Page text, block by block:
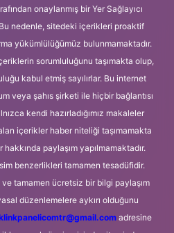
onaylanmış bir Yer Sağlayıcı
nedenle, sitedeki içerikleri proaktif
yükümlülüğümüz bulunmamaktadır.
sorumluluğunu taşımakta olup,
kabul etmiş sayılırlar. Bu internet
veya şahıs şirketi ile hiçbir bağlantısı
kendi hazırladığımız makaleler
içerikler haber niteliği taşımamakta
paylaşım yapılmamaktadır.
benzerlikleri tamamen tesadüfidir.
tamamen ücretsiz bir bilgi paylaşım
düzenlemelere aykırı olduğunu
adresine